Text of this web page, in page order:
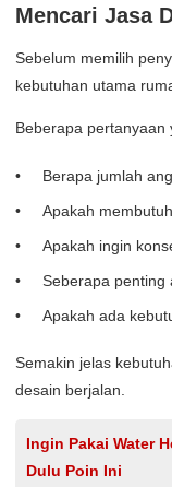
Mencari Jasa
Sebelum memilih
kebutuhan utama
Beberapa pertanyaan
Berapa jumlah
Apakah
Apakah ingin
Seberapa penting
Apakah ada
Semakin jelas
desain berjalan.
Ingin Pakai Water
Dulu Poin Ini